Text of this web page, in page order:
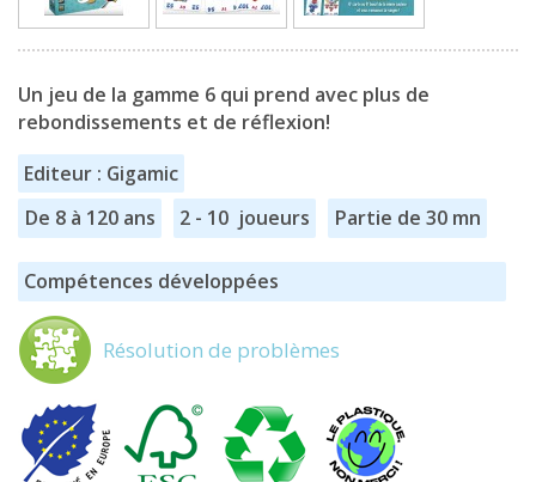
Un jeu de la gamme 6 qui prend avec plus de
rebondissements et de réflexion!
Editeur : Gigamic
De 8 à 120 ans
2 - 10 joueurs Partie de 30 mn
Compétences développées
Résolution de problèmes